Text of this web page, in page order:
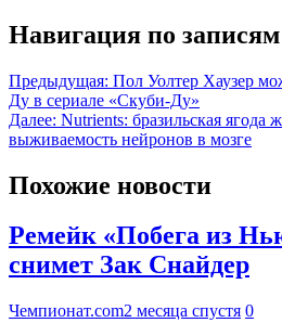
Навигация по записям
Предыдущая: Пол Уолтер Хаузер
Ду в сериале «Скуби-Ду»
Далее: Nutrients: бразильская ягода
выживаемость нейронов в мозге
Похожие новости
Ремейк «Побега из
снимет Зак Снайдер
Чемпионат.com2 месяца спустя 0